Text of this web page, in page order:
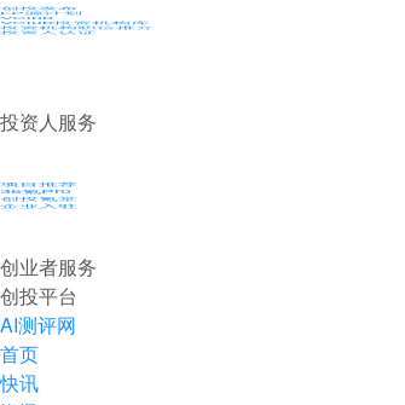
创投发布
LP源计划
VClub
VClub投资机构库
投资机构职位推介
投资人认证
投资人服务
项目推荐
36氪Pro
创投氪堂
企业入驻
创业者服务
创投平台
AI测评网
首页
快讯